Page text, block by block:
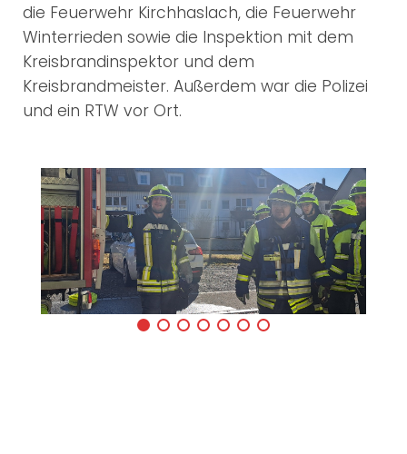
die Feuerwehr Kirchhaslach, die Feuerwehr
Winterrieden sowie die Inspektion mit dem
Kreisbrandinspektor und dem
Kreisbrandmeister. Außerdem war die Polizei
und ein RTW vor Ort.